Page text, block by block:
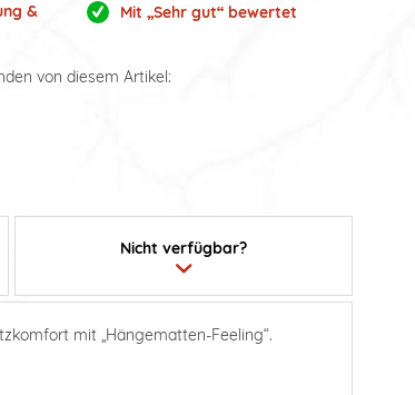
&
Mit „Sehr gut“ bewertet
von diesem Artikel:
Nicht verfügbar?
mit „Hängematten-Feeling“.